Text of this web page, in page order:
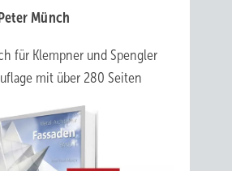
Münch
für Klempner und Spengler
mit über 280 Seiten